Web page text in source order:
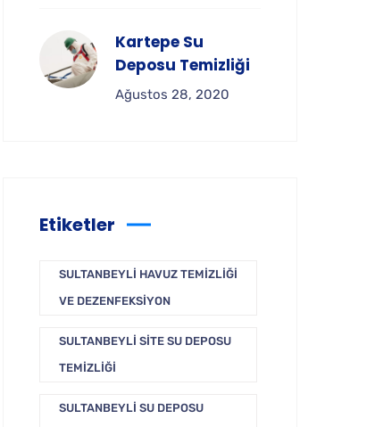
Kartepe Su
Deposu Temizliği
Ağustos 28, 2020
Etiketler
SULTANBEYLI HAVUZ TEMIZLIĞI
VE DEZENFEKSIYON
SULTANBEYLI SITE SU DEPOSU
TEMIZLIĞI
SULTANBEYLI SU DEPOSU